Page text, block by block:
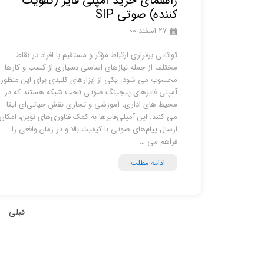
کننده) صوتی SIP
۲۷ اسفند ۰۰
توانایی برقراری ارتباط مؤثر و مستقیم با افراد در نقاط
مختلف از جمله نیازهای اساسی بسیاری از کسب ‌و کارها
محسوب می شود. یکی از ابزارهای کلیدی برای این
آمپلی ‌فایرهای پیجینگ صوتی تحت شبکه هستند که در
محیط‌ های اداری، آموزشی و تجاری نقش حیاتی‌ای ایفا
می ‌کنند. این آمپلی‌فایرها به کمک فناوری‌های نوین، امکان
ارسال پیام‌های صوتی با کیفیت بالا و در زمان واقعی را
فراهم می‌ …
ادامه مطلب
قبلی